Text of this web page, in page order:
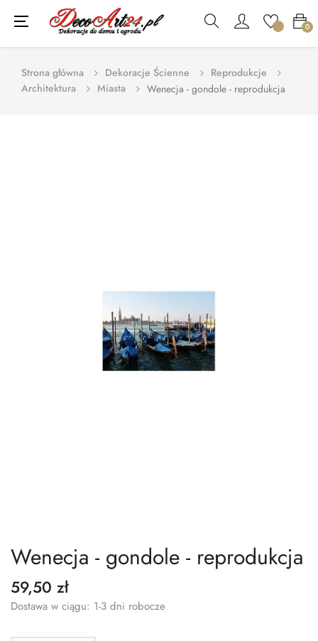
0
Toggle
navigation
☰
Strona główna Dekoracje Ścienne
Reprodukcje
Architektura
Miasta Wenecja - gondole - reprodukcja
Wenecja - gondole - reprodukcja
59,50 zł
Dostawa w ciągu: 1-3 dni robocze